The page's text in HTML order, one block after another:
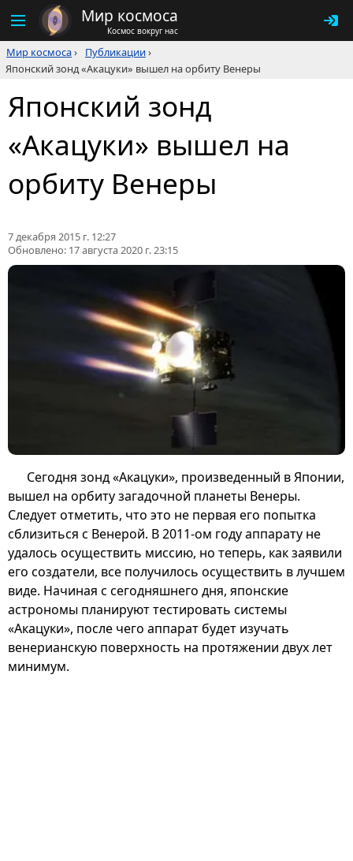
Мир космоса
Космос вокруг нас
Мир космоса› Публикации›
Японский зонд «Акацуки» вышел на орбиту Венеры
Японский зонд
«Акацуки» вышел на
орбиту Венеры
7 декабря 2015 г. 12:27
Обновлено: 17 августа 2020 г. 23:15
Сегодня зонд «Акацуки», произведенный в Японии,
вышел на орбиту загадочной планеты Венеры.
Следует отметить, что это не первая его попытка
сблизиться с Венерой. В 2011-ом году аппарату не
удалось осуществить миссию, но теперь, как заявили
его создатели, все получилось осуществить в лучшем
виде. Начиная с сегодняшнего дня, японские
астрономы планируют тестировать системы
«Акацуки», после чего аппарат будет изучать
венерианскую поверхность на протяжении двух лет
минимум.